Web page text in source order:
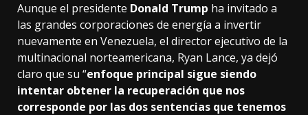
Aunque el presidente Donald Trump ha invitado a
las grandes corporaciones de energía a invertir
nuevamente en Venezuela, el director ejecutivo de la
multinacional norteamericana, Ryan Lance, ya dejó
claro que su “enfoque principal sigue siendo
intentar obtener la recuperación que nos
corresponde por las dos sentencias que tenemos